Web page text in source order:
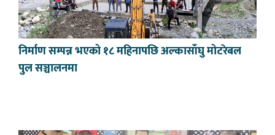
निर्माण सम्पन्न भएको १८ महिनापछि अल्कासाँघु मोटरेबल
पुल सञ्चालनमा